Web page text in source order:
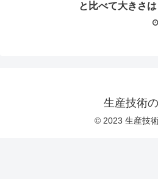
と比べて大きさは
生産技術
© 2023 生産技